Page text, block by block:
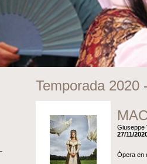
Temporada 2020
Giuseppe
27/11/
Òpera en